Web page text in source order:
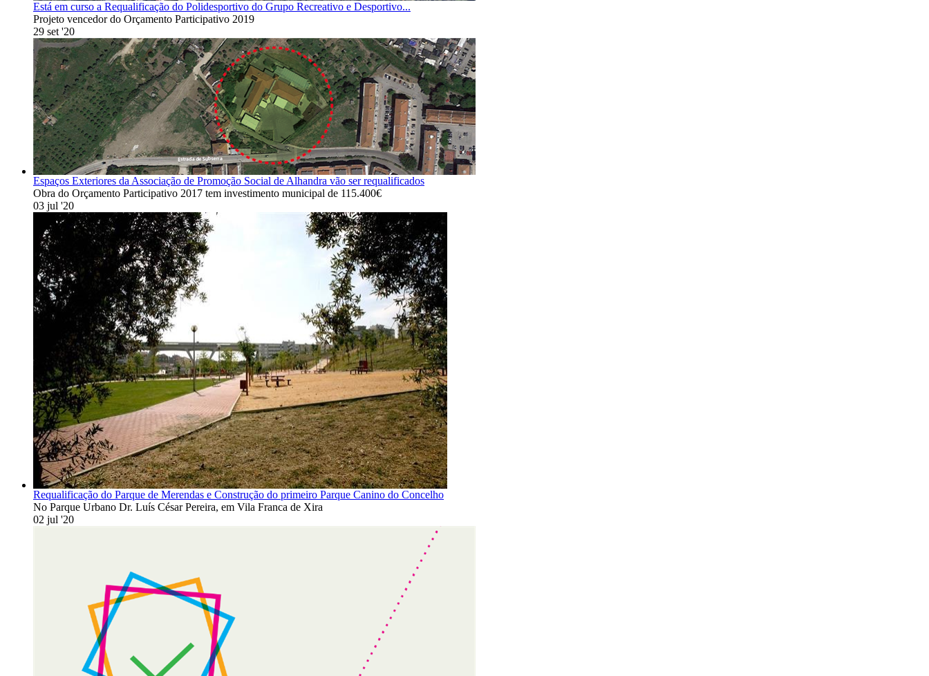
Está em curso a Requalificação do Polidesportivo do Grupo Recreativo e Desportivo...
Projeto vencedor do Orçamento Participativo 2019
29 set '20
Espaços Exteriores da Associação de Promoção Social de Alhandra vão ser requalificados
Obra do Orçamento Participativo 2017 tem investimento municipal de 115.400€
03 jul '20
Requalificação do Parque de Merendas e Construção do primeiro Parque Canino do Concelho
No Parque Urbano Dr. Luís César Pereira, em Vila Franca de Xira
02 jul '20